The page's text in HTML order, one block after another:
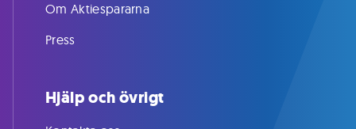
Om Aktiespararna
Press
Hjälp och övrigt